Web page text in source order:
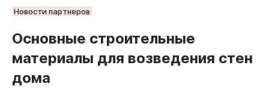
РУБРИКИ
Новости компаний
Статьи
Народные новости
Новости партнеров
Основные строительные
материалы для возведения стен
дома